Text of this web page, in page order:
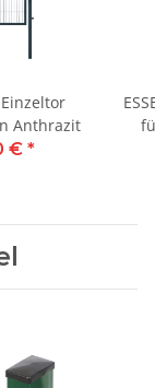
Einzeltor
Anthrazit
€ *